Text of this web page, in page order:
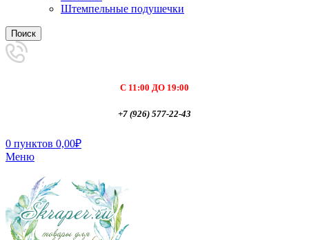
Штемпельные подушечки
Поиск
С 11:00 ДО 19:00
+7 (926) 577-22-43
0 пунктов 0,00₽
Меню